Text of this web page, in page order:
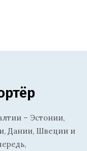
– Эстонии,
Дании, Швеции и